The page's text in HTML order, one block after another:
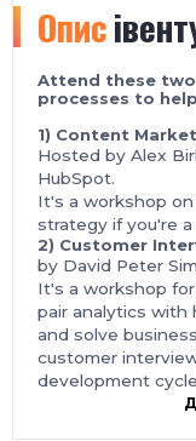
Опис
Attend these
processes to
1) Content
Hosted by Alex
HubSpot.
It's a workshop
strategy if you're
2) Customer
by David Peter
It's a workshop
pair analytics with
and solve
customer
development